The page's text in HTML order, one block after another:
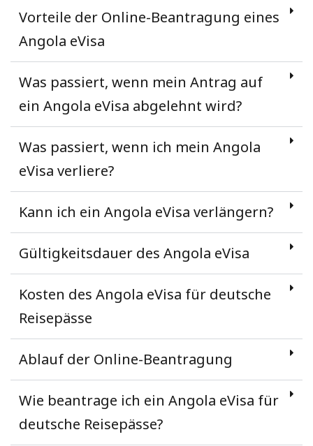
Vorteile der Online-Beantragung eines
Angola eVisa
Was passiert, wenn mein Antrag auf
ein Angola eVisa abgelehnt wird?
Was passiert, wenn ich mein Angola
eVisa verliere?
Kann ich ein Angola eVisa verlängern?
Gültigkeitsdauer des Angola eVisa
Kosten des Angola eVisa für deutsche
Reisepässe
Ablauf der Online-Beantragung
Wie beantrage ich ein Angola eVisa für
deutsche Reisepässe?